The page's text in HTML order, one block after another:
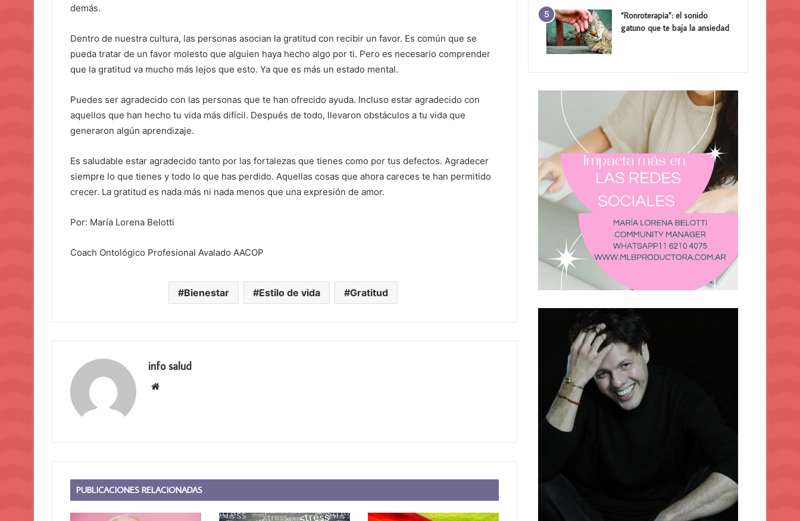
demás.
Dentro de nuestra cultura, las personas asocian la gratitud con recibir un favor. Es común que se
pueda tratar de un favor molesto que alguien haya hecho algo por ti. Pero es necesario comprender
que la gratitud va mucho más lejos que esto. Ya que es más un estado mental.
Puedes ser agradecido con las personas que te han ofrecido ayuda. Incluso estar agradecido con
aquellos que han hecho tu vida más difícil. Después de todo, llevaron obstáculos a tu vida que
generaron algún aprendizaje.
Es saludable estar agradecido tanto por las fortalezas que tienes como por tus defectos. Agradecer
siempre lo que tienes y todo lo que has perdido. Aquellas cosas que ahora careces te han permitido
crecer. La gratitud es nada más ni nada menos que una expresión de amor.
Por: María Lorena Belotti
Coach Ontológico Profesional Avalado AACOP
Bienestar Estilo de vida Gratitud
info salud
Sitio
PUBLICACIONES RELACIONADAS
“Ronroterapia”: el sonido
gatuno que te baja la ansiedad